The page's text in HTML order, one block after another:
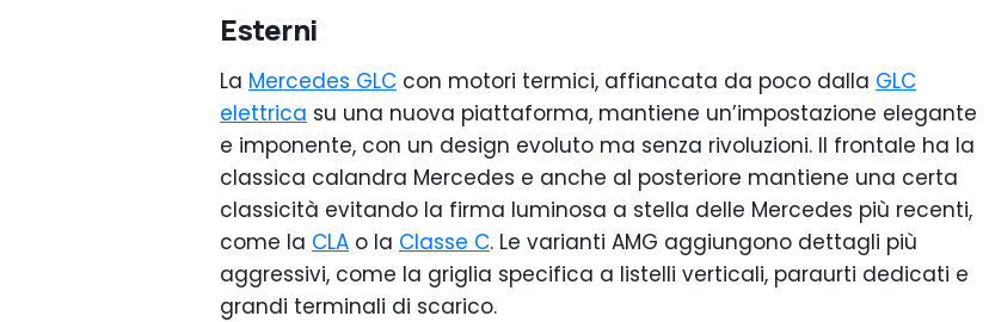
Esterni
La Mercedes GLC con motori termici, affiancata da poco dalla GLC
elettrica su una nuova piattaforma, mantiene un’impostazione elegante
e imponente, con un design evoluto ma senza rivoluzioni. Il frontale ha la
classica calandra Mercedes e anche al posteriore mantiene una certa
classicità evitando la firma luminosa a stella delle Mercedes più recenti,
come la CLA o la Classe C. Le varianti AMG aggiungono dettagli più
aggressivi, come la griglia specifica a listelli verticali, paraurti dedicati e
grandi terminali di scarico.